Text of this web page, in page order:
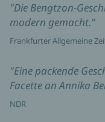
"Die Bengtzon-
modern gemacht."
Frankfurter Allgemeine
"Eine packende
Facette an Annika
NDR